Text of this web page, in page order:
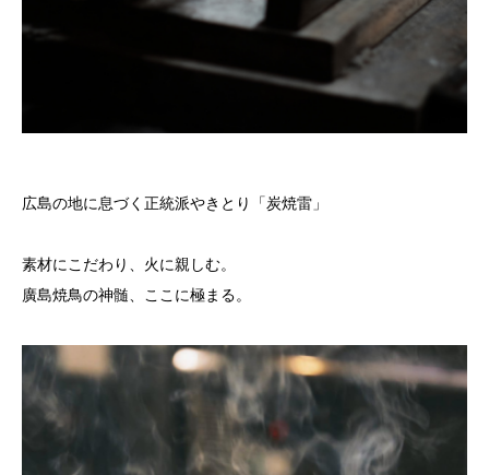
広島の地に息づく正統派やきとり「炭焼雷」
素材にこだわり、火に親しむ。
廣島焼鳥の神髄、ここに極まる。